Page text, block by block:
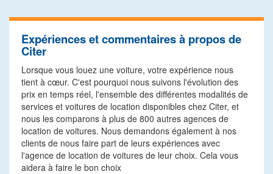
Expériences et commentaires à propos de
Citer
Lorsque vous louez une voiture, votre expérience nous
tient à cœur. C'est pourquoi nous suivons l'évolution des
prix en temps réel, l'ensemble des différentes modalités de
services et voitures de location disponibles chez Citer, et
nous les comparons à plus de 800 autres agences de
location de voitures. Nous demandons également à nos
clients de nous faire part de leurs expériences avec
l'agence de location de voitures de leur choix. Cela vous
aidera à faire le bon choix